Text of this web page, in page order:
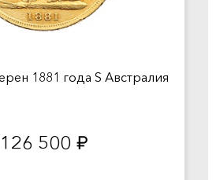
1881 года S Австралия
126 500 руб.